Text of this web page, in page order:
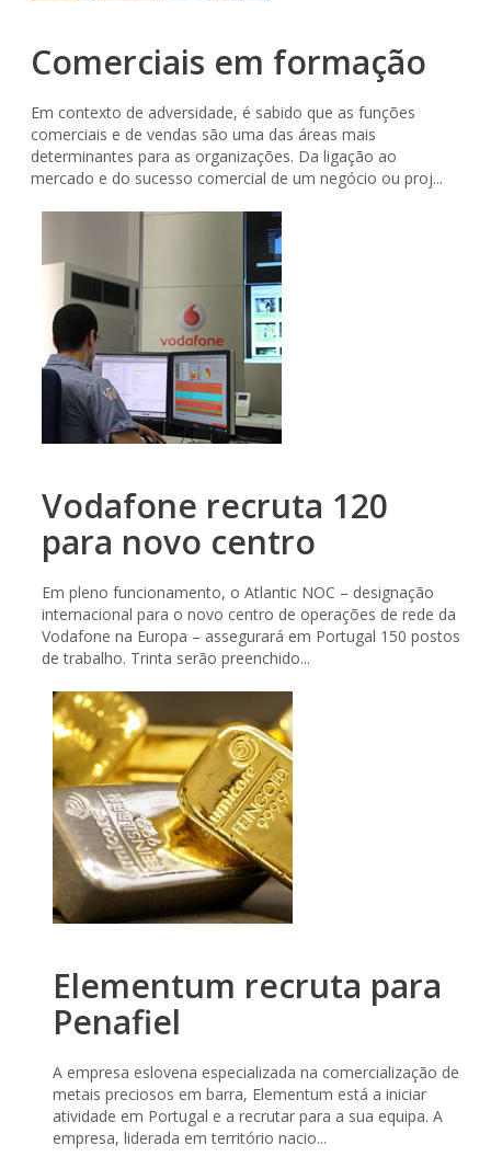
Comerciais em formação
Em contexto de adversidade, é sabido que as funções
comerciais e de vendas são uma das áreas mais
determinantes para as organizações. Da ligação ao
mercado e do sucesso comercial de um negócio ou proj...
Vodafone recruta 120
para novo centro
Em pleno funcionamento, o Atlantic NOC – designação
internacional para o novo centro de operações de rede da
Vodafone na Europa – assegurará em Portugal 150 postos
de trabalho. Trinta serão preenchido...
Elementum recruta para
Penafiel
A empresa eslovena especializada na comercialização de
metais preciosos em barra, Elementum está a iniciar
atividade em Portugal e a recrutar para a sua equipa. A
empresa, liderada em território nacio...